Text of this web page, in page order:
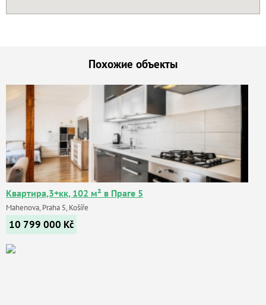
Похожие объекты
Квартира,3+кк, 102 м² в Праге 5
Mahenova, Praha 5, Košíře
10 799 000 Kč